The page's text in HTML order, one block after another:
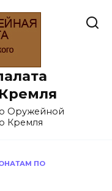
Оружейной
Кремля
ПО